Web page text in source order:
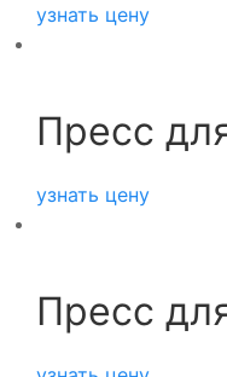
узнать цену
Пресс
узнать цену
Пресс